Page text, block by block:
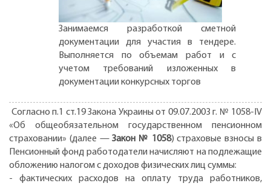
Занимаемся разработкой сметной
документации для участия в тендере.
Выполняется по объемам работ и с
учетом требований изложенных в
документации конкурсных торгов
Согласно п.1 ст.19 Закона Украины от 09.07.2003 г. № 1058-IV
«Об общеобязательном государственном пенсионном
страховании» (далее —Закон № 1058) страховые взносы в
Пенсионный фонд работодатели начисляют на подлежащие
обложению налогом с доходов физических лиц суммы:
- фактических расходов на оплату труда работников,